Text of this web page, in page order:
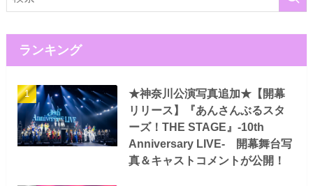
ランキング
★神奈川公演写真追加★【開幕
リリース】『あんさんぶるスタ
ーズ！THE STAGE』-10th
Anniversary LIVE- 開幕舞台写
真＆キャストコメントが公開！